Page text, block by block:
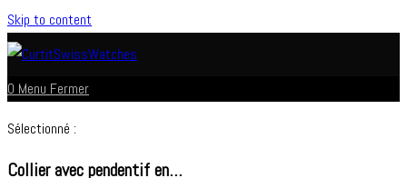
Skip to content
0 Menu Fermer
Sélectionné :
Collier avec pendentif en…